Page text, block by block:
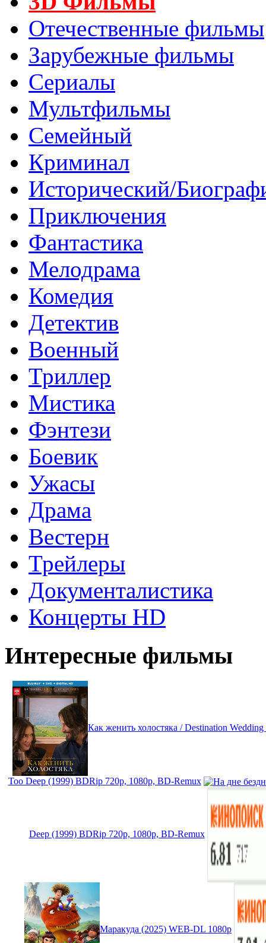
Отечественные фильмы
Зарубежные фильмы
Сериалы
Мультфильмы
Семейный
Криминал
Исторический/
Приключения
Фантастика
Мелодрама
Комедия
Детектив
Военный
Триллер
Мистика
Фэнтези
Боевик
Ужасы
Драма
Вестерн
Трейлеры
Документалистика
Концерты HD
Интересные фильмы
Как женить холостяка / Destination
Too Deep (1999) BDRip 720p, 1080p, BD-Remux
Deep (1999) BDRip 720p, 1080p, BD-Remux
Маракуда (2025) WEB-DL 1080p